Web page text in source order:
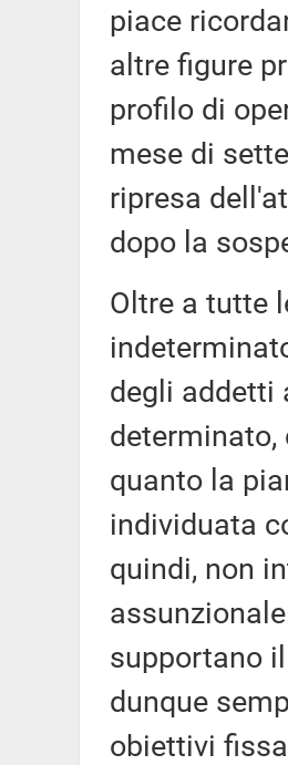
piace
altre figure
profilo di
mese di
ripresa
dopo la
Oltre a tutte
degli addetti
determinato,
quanto la
individuata
quindi, non
supportano
dunque
obiettivi